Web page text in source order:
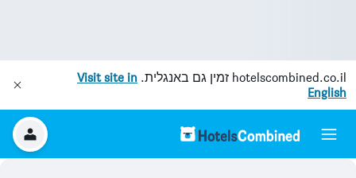
hotelscombined.co.il זמין גם באנגלית. Visit site in
English